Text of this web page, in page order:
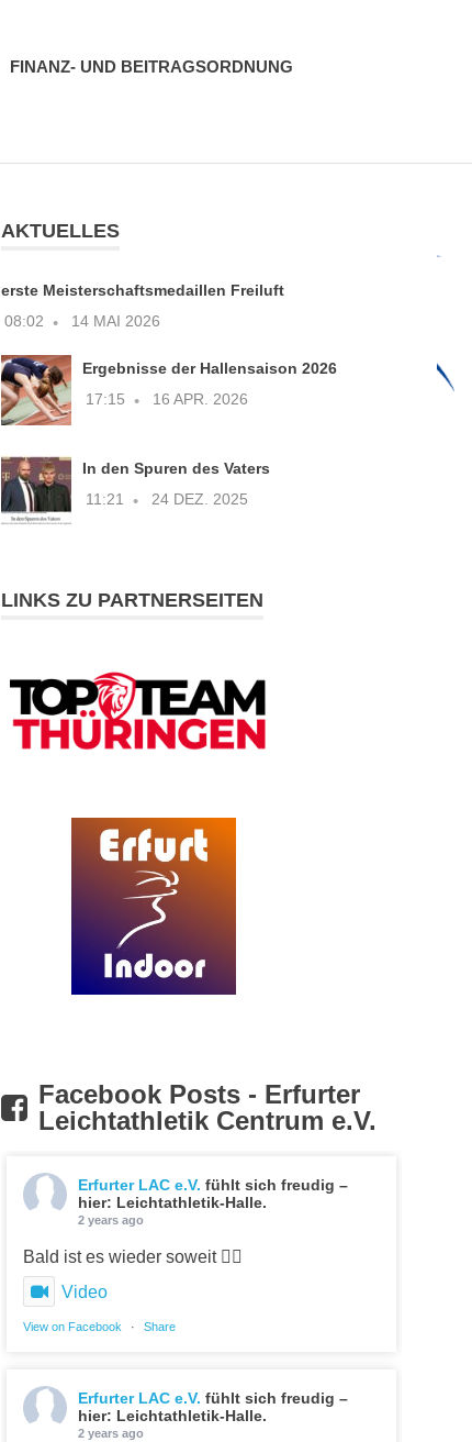
FINANZ- UND BEITRAGSORDNUNG
AKTUELLES
erste Meisterschaftsmedaillen Freiluft
08:02 14 MAI 2026
Ergebnisse der Hallensaison 2026
17:15 16 APR. 2026
In den Spuren des Vaters
11:21 24 DEZ. 2025
LINKS ZU PARTNERSEITEN
Facebook Posts - Erfurter
Leichtathletik Centrum e.V.
Erfurter LAC e.V. fühlt sich freudig –
hier: Leichtathletik-Halle.
2 years ago
Bald ist es wieder soweit 👍🏼
Video
View on Facebook · Share
Erfurter LAC e.V. fühlt sich freudig –
hier: Leichtathletik-Halle.
2 years ago